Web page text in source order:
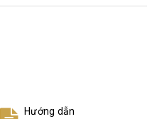
Hướng dẫn